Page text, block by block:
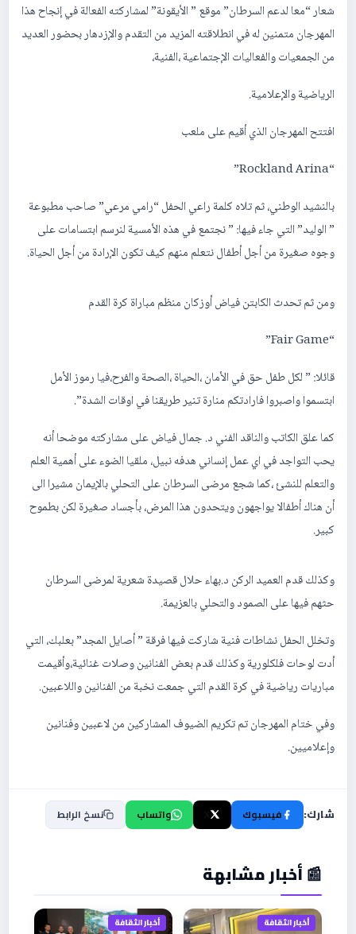
شعار “معا لدعم السرطان” موقع ” الأيقونة” لمشاركته الفعالة في إنجاح هذا
المهرجان متمنين له في انطلاقته المزيد من التقدم والإزدهار بحضور العديد
من الجمعيات والفعاليات الإجتماعية ،الفنية،
الرياضية والإعلامية.
افتتح المهرجان الذي أقيم على ملعب
“Rockland Arina”
بالنشيد الوطني، ثم تلاه كلمة راعي الحفل “رامي مرعي” صاحب مطبوعة
” الوليد” التي جاء فيها: ” نجتمع في هذه الأمسية لنرسم ابتسامات على
وجوه صغيرة من أجل أطفال نتعلم منهم كيف تكون الإرادة من أجل الحياة.
ومن ثم تحدث الكابتن فياض أوزكان منظم مباراة كرة القدم
“Fair Game”
قائلا: ” لكل طفل حق في الأمان ،الحياة ،الصحة والفرح،فيا رموز الأمل
ابتسموا واصبروا فارادتكم منارة تنير طريقنا في اوقات الشدة”.
كما علق الكاتب والناقد الفني د. جمال فياض على مشاركته موضحا أنه
يحب التواجد في اي عمل إنساني هدفه نبيل، ملقيا الضوء على أهمية العلم
والتعلم للنشئ ،كما شجع مرضى السرطان على التحلي بالإيمان مشيرا الى
أن هناك أطفالا يواجهون ويتحدون هذا المرض، بأجساد صغيرة لكن بطموح
كبير.
وكذلك قدم العميد الركن د.بهاء حلال قصيدة شعرية لمرضى السرطان
حثهم فيها على الصمود والتحلي بالعزيمة.
وتخلل الحفل نشاطات فنية شاركت فيها فرقة ” أصايل المجد” بعلبك، التي
أدت لوحات فلكلورية وكذلك قدم بعض الفنانين وصلات غنائية،وأقيمت
مباريات رياضية في كرة القدم التي جمعت نخبة من الفنانين واللاعبين.
وفي ختام المهرجان تم تكريم الضيوف المشاركين من لاعبين وفنانين
وإعلاميين.
شارك: فيسبوك واتساب نسخ الرابط
📰 أخبار مشابهة
أخبار الثقافة أخبار الثقافة